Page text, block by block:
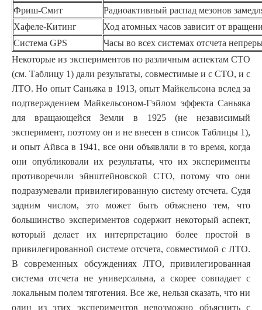
Фриш-Смит
Радиоактивный распад мезонов
Хафеле-Китинг
Ход атомных часов зависит от
Система GPS
Часы во всех системах отсчета
Некоторые из экспериментов по различным аспектам СТО
(см. Таблицу 1) дали результаты, совместимые и с СТО, и с
ЛТО. Но опыт Саньяка в 1913, опыт Майкельсона вслед за
подтверждением Майкельсоном-Гэйлом эффекта Саньяка
для вращающейся Земли в 1925 (не независимый
эксперимент, поэтому он и не внесен в список Таблицы 1),
и опыт Айвса в 1941, все они объявляли в то время, когда
они опубликовали их результаты, что их эксперименты
противоречили эйнштейновской СТО, потому что они
подразумевали привилегированную систему отсчета. Судя
задним числом, это может быть объяснено тем, что
большинство экспериментов содержит некоторый аспект,
который делает их интерпретацию более простой в
привилегированной системе отсчета, совместимой с ЛТО.
В современных обсуждениях ЛТО, привилегированная
система отсчета не универсальна, а скорее совпадает с
локальным полем тяготения. Все же, нельзя сказать, что ни
один из этих экспериментов невозможно объяснить с